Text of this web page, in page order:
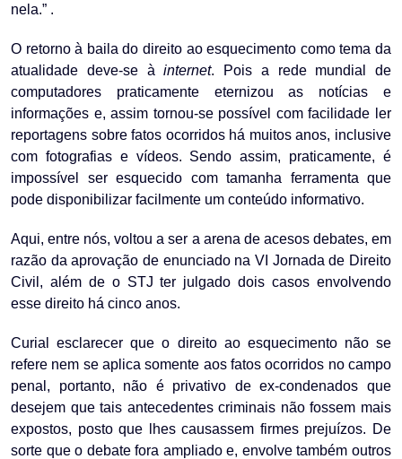
nela.” .
O retorno à baila do direito ao esquecimento como tema da
atualidade deve-se àinternet. Pois a rede mundial de
computadores praticamente eternizou as notícias e
informações e, assim tornou-se possível com facilidade ler
reportagens sobre fatos ocorridos há muitos anos, inclusive
com fotografias e vídeos. Sendo assim, praticamente, é
impossível ser esquecido com tamanha ferramenta que
pode disponibilizar facilmente um conteúdo informativo.
Aqui, entre nós, voltou a ser a arena de acesos debates, em
razão da aprovação de enunciado na VI Jornada de Direito
Civil, além de o STJ ter julgado dois casos envolvendo
esse direito há cinco anos.
Curial esclarecer que o direito ao esquecimento não se
refere nem se aplica somente aos fatos ocorridos no campo
penal, portanto, não é privativo de ex-condenados que
desejem que tais antecedentes criminais não fossem mais
expostos, posto que lhes causassem firmes prejuízos. De
sorte que o debate fora ampliado e, envolve também outros